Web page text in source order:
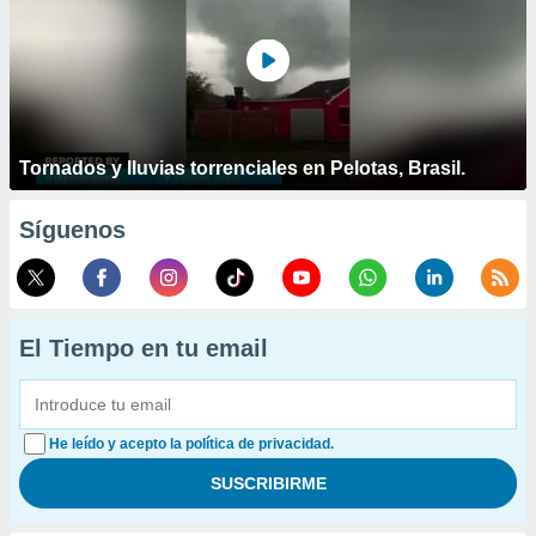
Tornados y lluvias torrenciales en Pelotas, Brasil.
Síguenos
El Tiempo en tu email
He leído y acepto la política de privacidad.